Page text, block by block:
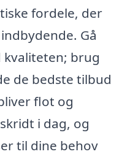
fordele, der
Gå
kvaliteten; brug
de bedste tilbud
flot og
i dag, og
til dine behov